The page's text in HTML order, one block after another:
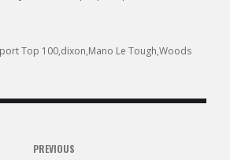
Top 100 dixon Mano Le Tough Woods
PREVIOUS